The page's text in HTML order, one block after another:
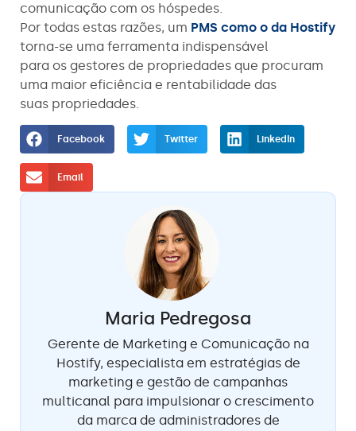
comunicação com os hóspedes.
Por todas estas razões, um PMS como o da Hostify
torna-se uma ferramenta indispensável
para os gestores de propriedades que procuram
uma maior eficiência e rentabilidade das
suas propriedades.
Facebook Twitter LinkedIn
Email
Maria Pedregosa
Gerente de Marketing e Comunicação na
Hostify, especialista em estratégias de
marketing e gestão de campanhas
multicanal para impulsionar o crescimento
da marca de administradores de